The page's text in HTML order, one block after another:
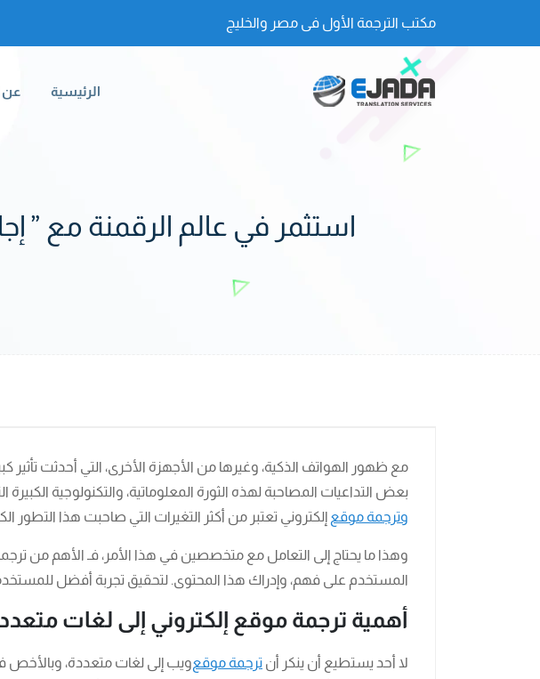
مكتب الترجمة الأول فى مصر والخليج
الرئيسية عن
استثمر في عالم الرقمنة مع ”
مع ظهور الهواتف الذكية، وغيرها من الأجهزة الأخرى، التي أحدثت تأثير
بعض التداعيات المصاحبة لهذه الثورة المعلوماتية، والتكنولوجية
وترجمة موقع إلكتروني تعتبر من أكثر التغيرات التي صاحبت هذا التطور
وهذا ما يحتاج إلى التعامل مع متخصصين في هذا الأمر، فـ الأهم من
المستخدم على فهم، وإدراك هذا المحتوى. لتحقيق تجربة أفضل
أهمية ترجمة موقع إلكتروني إلى لغات
لا أحد يستطيع أن ينكر أن ترجمة موقعويب إلى لغات متعددة، وبالأخص